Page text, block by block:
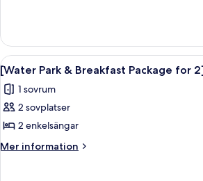
Package
for
2]
Superior
Double
Park
&
Breakfast
Package
for
2]
Double
Öppna
alla
foton
för
[Water
Park
Ett
8
[Water Park & Breakfast Package for
1 sovrum
2 sovplatser
2 enkelsängar
Mer information
Mer